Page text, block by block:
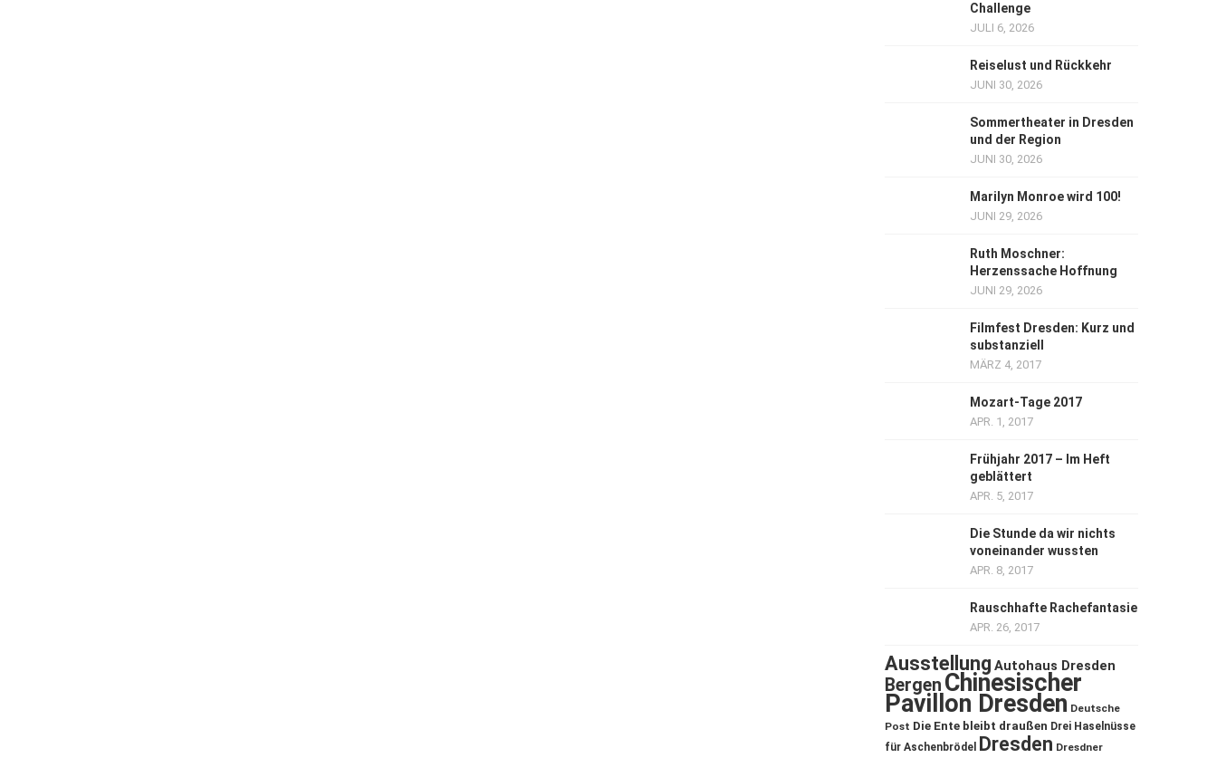
Challenge
JULI 6, 2026
Reiselust und Rückkehr
JUNI 30, 2026
Sommertheater in Dresden
und der Region
JUNI 30, 2026
Marilyn Monroe wird 100!
JUNI 29, 2026
Ruth Moschner:
Herzenssache Hoffnung
JUNI 29, 2026
Filmfest Dresden: Kurz und
substanziell
MÄRZ 4, 2017
Mozart-Tage 2017
APR. 1, 2017
Frühjahr 2017 – Im Heft
geblättert
APR. 5, 2017
Die Stunde da wir nichts
voneinander wussten
APR. 8, 2017
Rauschhafte Rachefantasie
APR. 26, 2017
Ausstellung Autohaus Dresden
Bergen Chinesischer
Pavillon Dresden Deutsche
Post Die Ente bleibt draußen Drei Haselnüsse
für Aschenbrödel
Dresden Dresdner